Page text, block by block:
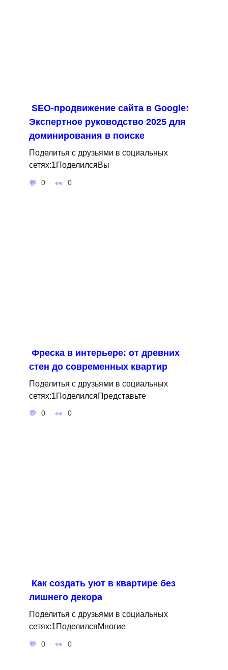
SEO-продвижение сайта в Google:
Экспертное руководство 2025 для
доминирования в поиске
Поделитья с друзьями в социальных
сетях:1ПоделилсяВы
0 0
Фреска в интерьере: от древних
стен до современных квартир
Поделитья с друзьями в социальных
сетях:1ПоделилсяПредставьте
0 0
Как создать уют в квартире без
лишнего декора
Поделитья с друзьями в социальных
сетях:1ПоделилсяМногие
0 0